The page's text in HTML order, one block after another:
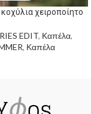
χειροποίητο
EDIT, Καπέλα,
, Καπέλα